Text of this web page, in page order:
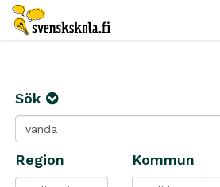
Sök
Region Kommun